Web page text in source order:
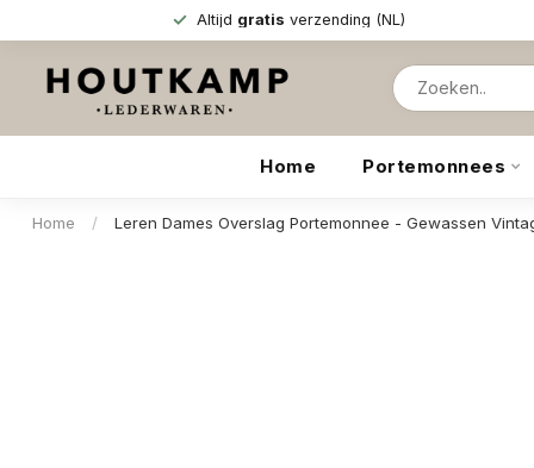
Altijd gratis verzending (NL)
Home Portemonnees
Home / Leren Dames Overslag Portemonnee - Gewassen